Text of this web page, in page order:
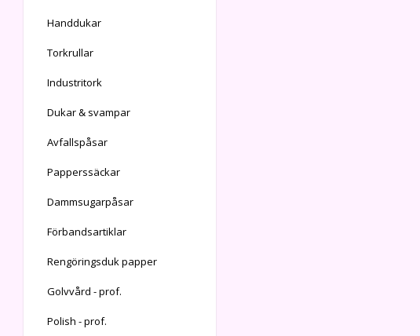
Handdukar
Torkrullar
Industritork
Dukar & svampar
Avfallspåsar
Papperssäckar
Dammsugarpåsar
Förbandsartiklar
Rengöringsduk papper
Golvvård - prof.
Polish - prof.